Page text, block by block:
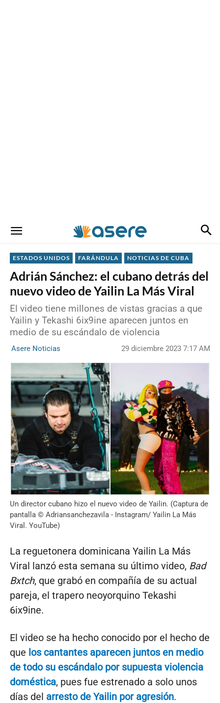
ESTADOS UNIDOS FARÁNDULA NOTICIAS DE CUBA
Adrián Sánchez: el cubano detrás del
nuevo video de Yailin La Más Viral
El video tiene millones de vistas gracias a que
Yailin y Tekashi 6ix9ine aparecen juntos en
medio de su escándalo de violencia
Asere Noticias 29 diciembre 2023 7:17 AM
Un director cubano hizo el nuevo video de Yailin. (Captura de
pantalla © Adriansanchezavila - Instagram/ Yailin La Más
Viral. YouTube)
La reguetonera dominicana Yailin La Más
Viral lanzó esta semana su último video, Bad
Bxtch, que grabó en compañía de su actual
pareja, el trapero neoyorquino Tekashi
6ix9ine.
El video se ha hecho conocido por el hecho de
que los cantantes aparecen juntos en medio
de todo su escándalo por supuesta violencia
doméstica, pues fue estrenado a solo unos
días del arresto de Yailin por agresión.